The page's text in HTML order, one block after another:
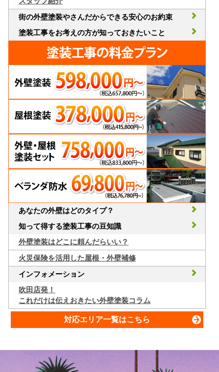
街の外壁塗装やさんだからできる安心のお約束
塗装工事をお考えの方が知っておきたいこと
あなたの外壁はどのタイプ？
知って得する塗装工事の豆知識
外壁塗装はどこに頼んだらいい？
火災保険を活用した屋根・外壁補修
インフォメーション
吹田店発！
これだけは伝えおきたい外壁塗装コラム
対応エリア一覧はこちら